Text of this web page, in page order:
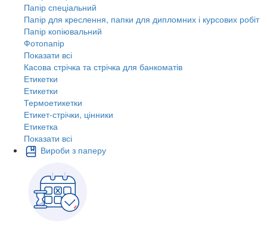
Папір спеціальний
Папір для креслення, папки для дипломних і курсових робіт
Папір копіювальний
Фотопапір
Показати всі
Касова стрічка та стрічка для банкоматів
Етикетки
Етикетки
Термоетикетки
Етикет-стрічки, цінники
Етикетка
Показати всі
Вироби з паперу